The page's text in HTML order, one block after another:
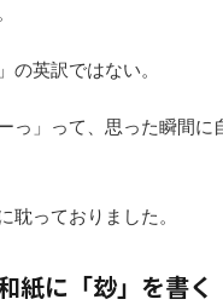
英訳ではない。
っ」って、思った瞬間に
っておりました。
紙に「玅」を書く